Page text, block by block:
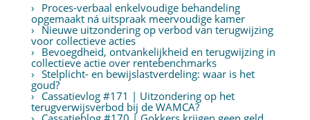
Proces-verbaal enkelvoudige behandeling
opgemaakt ná uitspraak meervoudige kamer
Nieuwe uitzondering op verbod van terugwijzing
voor collectieve acties
Bevoegdheid, ontvankelijkheid en terugwijzing in
collectieve actie over rentebenchmarks
Stelplicht- en bewijslastverdeling: waar is het
goud?
Cassatievlog #171 | Uitzondering op het
terugverwijsverbod bij de WAMCA?